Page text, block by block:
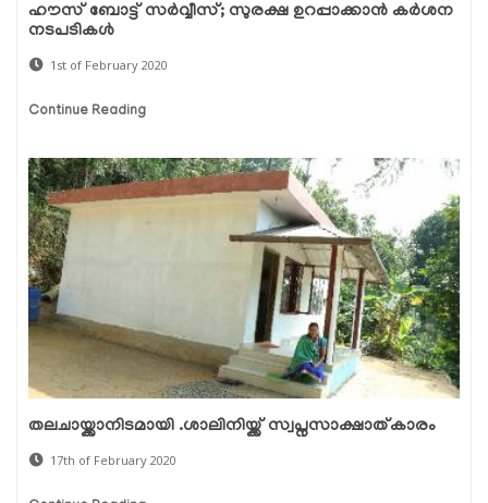
ഹൗസ് ബോട്ട് സര്‍വ്വീസ്; സുരക്ഷ ഉറപ്പാക്കാന്‍ കര്‍ശന
നടപടികള്‍
1st of February 2020
Continue Reading
തലചായ്ക്കാനിടമായി .ശാലിനിയ്ക്ക് സ്വപ്നസാക്ഷാത്കാരം
17th of February 2020